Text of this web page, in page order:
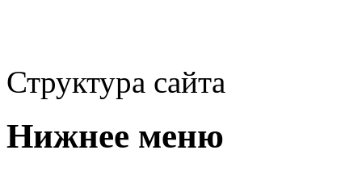
Структура сайта
Нижнее меню